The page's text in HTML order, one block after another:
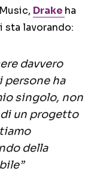
Drake ha
sta lavorando:
davvero
persone ha
singolo, non
di un progetto
della